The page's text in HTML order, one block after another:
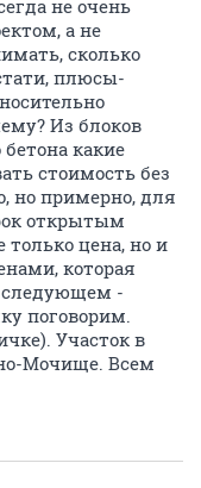
не очень
а не
сколько
плюсы-
Из блоков
какие
стоимость без
но примерно, для
открытым
цена, но и
которая
следующем -
поговорим.
Участок в
Мочище. Всем